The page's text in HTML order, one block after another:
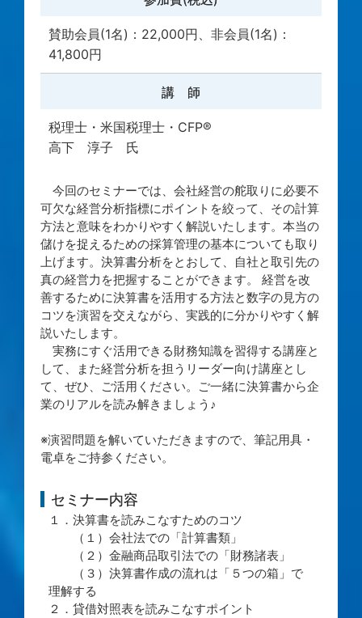
賛助会員(1名)：22,000円、非会員(1名)：
41,800円
講 師
税理士・米国税理士・CFP®
高下 淳子 氏
今回のセミナーでは、会社経営の舵取りに必要不
可欠な経営分析指標にポイントを絞って、その計算
方法と意味をわかりやすく解説いたします。本当の
儲けを捉えるための採算管理の基本についても取り
上げます。決算書分析をとおして、自社と取引先の
真の経営力を把握することができます。 経営を改
善するために決算書を活用する方法と数字の見方の
コツを演習を交えながら、実践的に分かりやすく解
説いたします。
実務にすぐ活用できる財務知識を習得する講座と
して、また経営分析を担うリーダー向け講座とし
て、ぜひ、ご活用ください。ご一緒に決算書から企
業のリアルを読み解きましょう♪
※演習問題を解いていただきますので、筆記用具・
電卓をご持参ください。
セミナー内容
１．決算書を読みこなすためのコツ
（１）会社法での「計算書類」
（２）金融商品取引法での「財務諸表」
（３）決算書作成の流れは「５つの箱」で
理解する
２．貸借対照表を読みこなすポイント